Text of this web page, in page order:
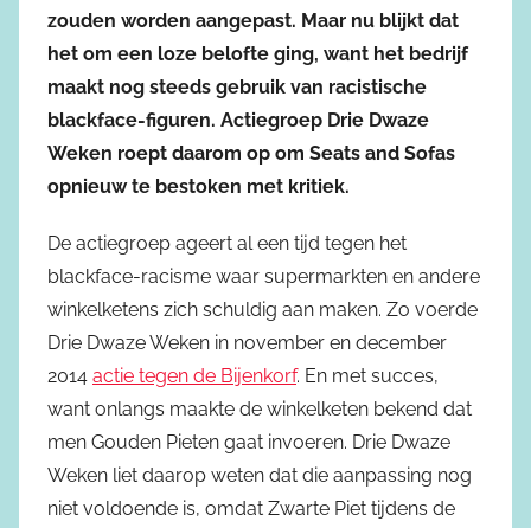
zouden worden aangepast. Maar nu blijkt dat
het om een loze belofte ging, want het bedrijf
maakt nog steeds gebruik van racistische
blackface-figuren. Actiegroep Drie Dwaze
Weken roept daarom op om Seats and Sofas
opnieuw te bestoken met kritiek.
De actiegroep ageert al een tijd tegen het
blackface-racisme waar supermarkten en andere
winkelketens zich schuldig aan maken. Zo voerde
Drie Dwaze Weken in november en december
2014 actie tegen de Bijenkorf. En met succes,
want onlangs maakte de winkelketen bekend dat
men Gouden Pieten gaat invoeren. Drie Dwaze
Weken liet daarop weten dat die aanpassing nog
niet voldoende is, omdat Zwarte Piet tijdens de